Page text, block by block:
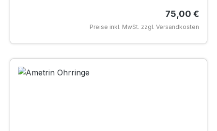
Regulärer
75,00 €
Preise inkl. MwSt. zzgl. Versandkosten